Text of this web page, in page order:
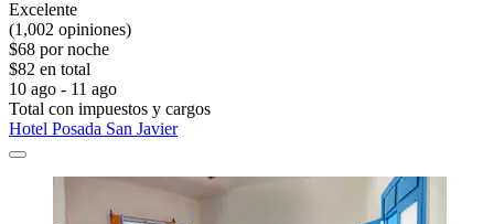
Excelente
(1,002 opiniones)
$68 por noche
$82 en total
10 ago - 11 ago
Total con impuestos y cargos
Hotel Posada San Javier